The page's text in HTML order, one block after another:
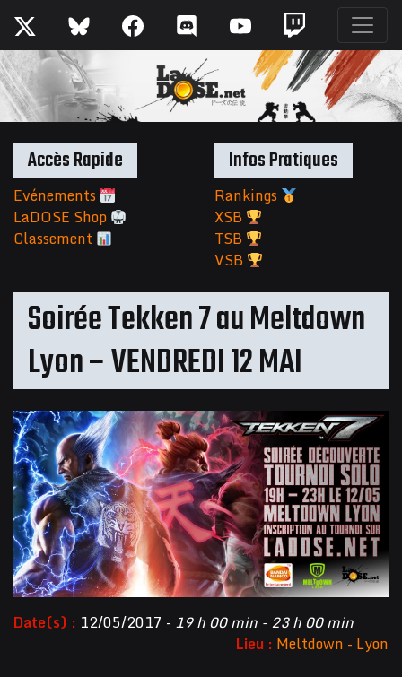
Soirée Tekken 7 au Meltdown
Lyon – VENDREDI 12 MAI
Date(s) : 12/05/2017 - 19 h 00 min - 23 h 00 min
Lieu : Meltdown - Lyon
Accès Rapide
Evénements
LaDOSE Shop
Classement
Infos Pratiques
Rankings
XSB
TSB
VSB